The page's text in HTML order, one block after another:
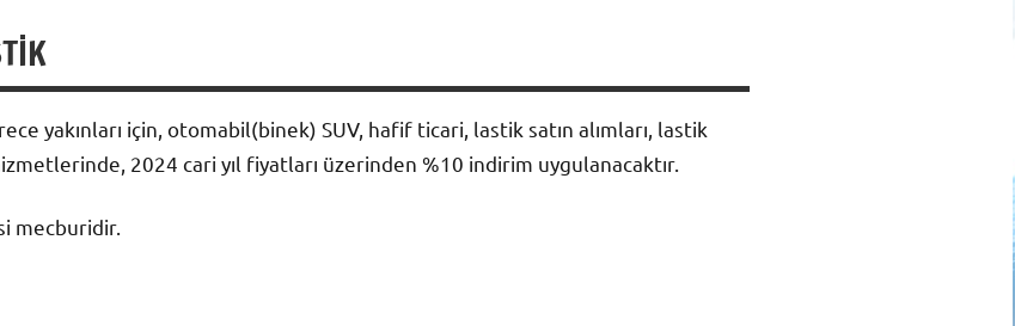
yakınları için, otomabil(binek) SUV, hafif ticari, lastik satın alımları, lastik
2024 cari yıl fiyatları üzerinden %10 indirim uygulanacaktır.
mecburidir.